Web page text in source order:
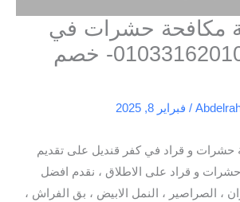
مكافحة حشرات في
كفر قنديل 01033162010- خصم
/ فبراير 8, 2025
و قراد في كفر قنديل على تقديم
و قراد على الاطلاق ، نقدم افضل
، الصراصير ، النمل الابيض ، بق الفراش ،